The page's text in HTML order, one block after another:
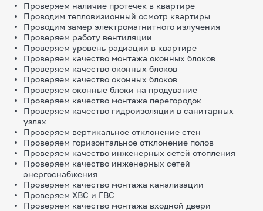
Проверяем наличие протечек в квартире
Проводим тепловизионный осмотр квартиры
Проводим замер электромагнитного излучения
Проверяем работу вентиляции
Проверяем уровень радиации в квартире
Проверяем качество монтажа оконных блоков
Проверяем качество оконных блоков
Проверяем качество оконных блоков
Проверяем оконные блоки на продувание
Проверяем качество монтажа перегородок
Проверяем качество гидроизоляции в санитарных
узлах
Проверяем вертикальное отклонение стен
Проверяем горизонтальное отклонение полов
Проверяем качество инженерных сетей отопления
Проверяем качество инженерных сетей
энергоснабжения
Проверяем качество монтажа канализации
Проверяем ХВС и ГВС
Проверяем качество монтажа входной двери